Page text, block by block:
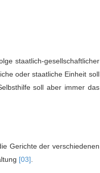
staatlich-gesellschaftlicher
oder staatliche Einheit soll
soll aber immer das
Gerichte der verschiedenen
[03]